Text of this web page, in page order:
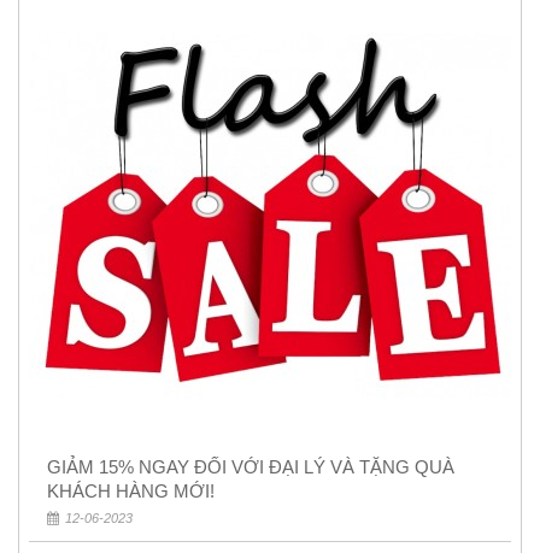
GIẢM 15% NGAY ĐỐI VỚI ĐẠI LÝ VÀ TẶNG QUÀ
KHÁCH HÀNG MỚI!
12-06-2023